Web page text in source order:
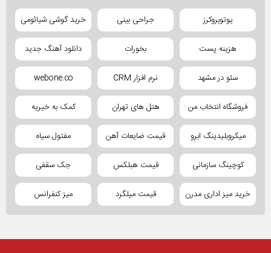
یوتوبروکرز جراحی بینی خرید گوشی شیائومی
هزینه پست بخورات دانلود آهنگ جدید
سئو در مشهد نرم افزار CRM webone.co
فروشگاه انتخاب من هتل های تهران کمک به خیریه
میکروبلیدینگ ابرو قیمت ضایعات آهن مفتول سیاه
کوچینگ سازمانی قیمت هبلکس جک سقفی
خرید میز اداری مدرن قیمت میلگرد میز کنفرانس